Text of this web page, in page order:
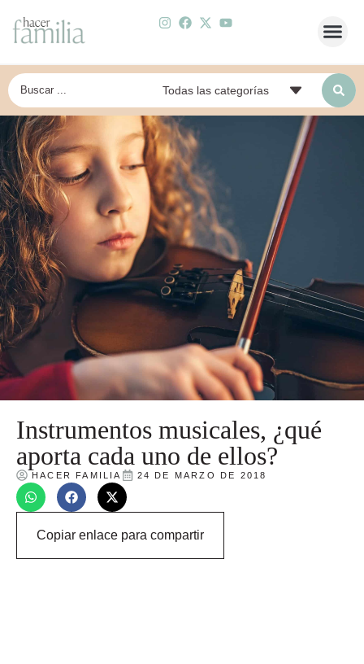
Instrumentos musicales, ¿qué
aporta cada uno de ellos?
HACER FAMILIA 24 DE MARZO DE 2018
Copiar enlace para compartir